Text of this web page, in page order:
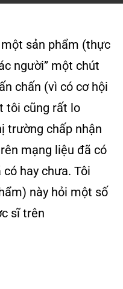
sản phẩm (thực
người” một chút
chấn (vì có cơ hội
tôi cũng rất lo
trường chấp nhận
mạng liệu đã có
hay chưa. Tôi
này hỏi một số
sĩ trên